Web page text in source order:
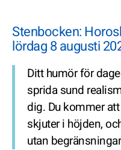
Stenbocken:
lördag 8 augusti
Ditt humör för
sprida sund
dig. Du kommer
skjuter i höjden,
utan